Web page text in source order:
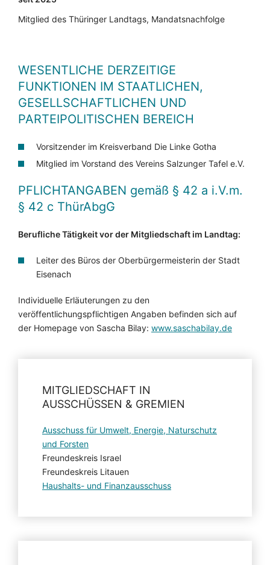
Mitglied des Thüringer Landtags, Mandatsnachfolge
WESENTLICHE DERZEITIGE
FUNKTIONEN IM STAATLICHEN,
GESELLSCHAFTLICHEN UND
PARTEIPOLITISCHEN BEREICH
Vorsitzender im Kreisverband Die Linke Gotha
Mitglied im Vorstand des Vereins Salzunger Tafel e.V.
PFLICHTANGABEN gemäß § 42 a i.V.m.
§ 42 c ThürAbgG
Berufliche Tätigkeit vor der Mitgliedschaft im Landtag:
Leiter des Büros der Oberbürgermeisterin der Stadt
Eisenach
Individuelle Erläuterungen zu den
veröffentlichungspflichtigen Angaben befinden sich auf
der Homepage von Sascha Bilay: www.saschabilay.de
MITGLIEDSCHAFT IN
AUSSCHÜSSEN & GREMIEN
Ausschuss für Umwelt, Energie, Naturschutz
und Forsten
Freundeskreis Israel
Freundeskreis Litauen
Haushalts- und Finanzausschuss